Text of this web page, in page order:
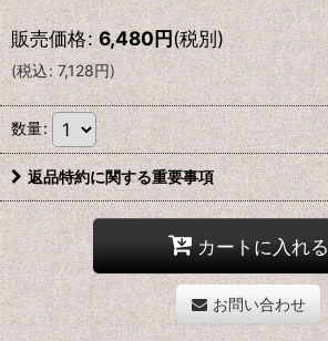
販売価格: 6,480円(税別)
(税込: 7,128円)
数量:
返品特約に関する重要事項
カートに入れる
お問い合わせ